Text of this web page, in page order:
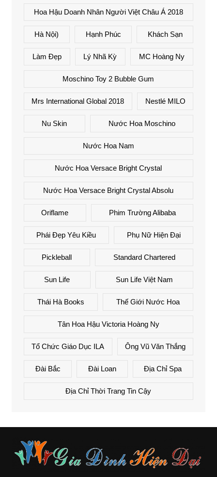
Hoa Hậu Doanh Nhân Người Việt Châu Á 2018
Hà Nội) Hạnh Phúc Khách Sạn
Làm Đẹp Lý Nhã Kỳ MC Hoàng Ny
Moschino Toy 2 Bubble Gum
Mrs International Global 2018 Nestlé MILO
Nu Skin Nước Hoa Moschino
Nước Hoa Nam
Nước Hoa Versace Bright Crystal
Nước Hoa Versace Bright Crystal Absolu
Oriflame Phim Trường Alibaba
Phái Đẹp Yêu Kiều Phụ Nữ Hiện Đại
Pickleball Standard Chartered
Sun Life Sun Life Việt Nam
Thái Hà Books Thế Giới Nước Hoa
Tân Hoa Hậu Victoria Hoàng Ny
Tổ Chức Giáo Dục ILA Ông Vũ Văn Thắng
Đài Bắc Đài Loan Địa Chỉ Spa
Địa Chỉ Thời Trang Tin Cậy